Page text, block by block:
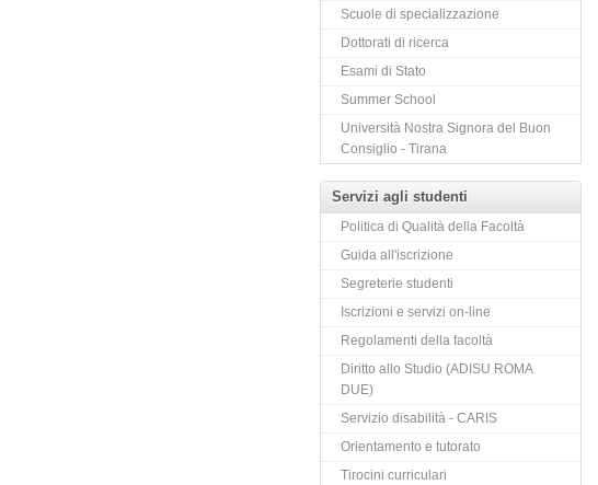
Scuole di specializzazione
Dottorati di ricerca
Esami di Stato
Summer School
Università Nostra Signora del Buon
Consiglio - Tirana
Servizi agli studenti
Politica di Qualità della Facoltà
Guida all'iscrizione
Segreterie studenti
Iscrizioni e servizi on-line
Regolamenti della facoltà
Diritto allo Studio (ADISU ROMA
DUE)
Servizio disabilità - CARIS
Orientamento e tutorato
Tirocini curriculari